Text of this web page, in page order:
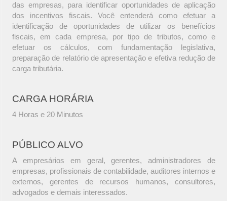
das empresas, para identificar oportunidades de aplicação
dos incentivos fiscais. Você entenderá como efetuar a
identificação de oportunidades de utilizar os benefícios
fiscais, em cada empresa, por tipo de tributos, como e
efetuar os cálculos, com fundamentação legislativa,
preparação de relatório de apresentação e efetiva redução de
carga tributária.
CARGA HORÁRIA
4 Horas e 20 Minutos
PÚBLICO ALVO
A empresários em geral, gerentes, administradores de
empresas, profissionais de contabilidade, auditores internos e
externos, gerentes de recursos humanos, consultores,
advogados e demais interessados.